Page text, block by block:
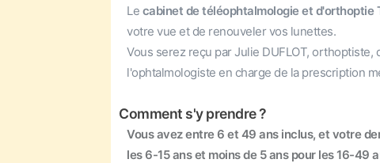
Le cabinet de téléophtalmologie et d'orthoptie
votre vue et de renouveler vos lunettes.
Vous serez reçu par Julie DUFLOT,
l'ophtalmologiste en charge de la prescription
Comment s'y prendre ?
Vous avez entre 6 et 49 ans inclus, et votre
les 6-15 ans et moins de 5 ans pour les 16-49